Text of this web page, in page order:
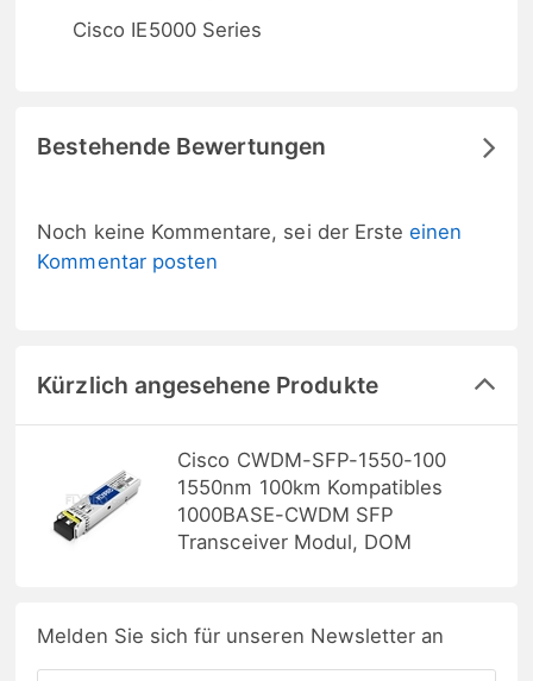
Cisco IE5000 Series
Bestehende Bewertungen
Noch keine Kommentare, sei der Ersteeinen
Kommentar posten
Kürzlich angesehene Produkte
Cisco CWDM-SFP-1550-100
1550nm 100km Kompatibles
1000BASE-CWDM SFP
Transceiver Modul, DOM
Melden Sie sich für unseren Newsletter an